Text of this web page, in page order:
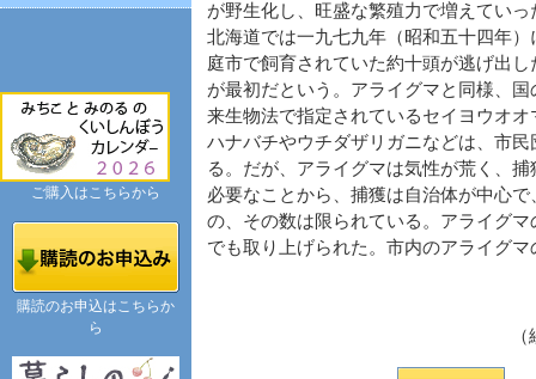
が野生化し、旺盛な繁殖力で増えていっ
北海道では一九七九年（昭和五十四年）
庭市で飼育されていた約十頭が逃げ出し
が最初だという。アライグマと同様、国
来生物法で指定されているセイヨウオオ
ハナバチやウチダザリガニなどは、市
る。だが、アライグマは気性が荒く、
必要なことから、捕獲は自治体が中心
の、その数は限られている。アライグ
でも取り上げられた。市内のアライグ
ご購入はこちらから
購読のお申込はこちらか
ら